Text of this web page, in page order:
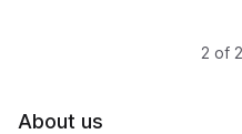
2 of
About us